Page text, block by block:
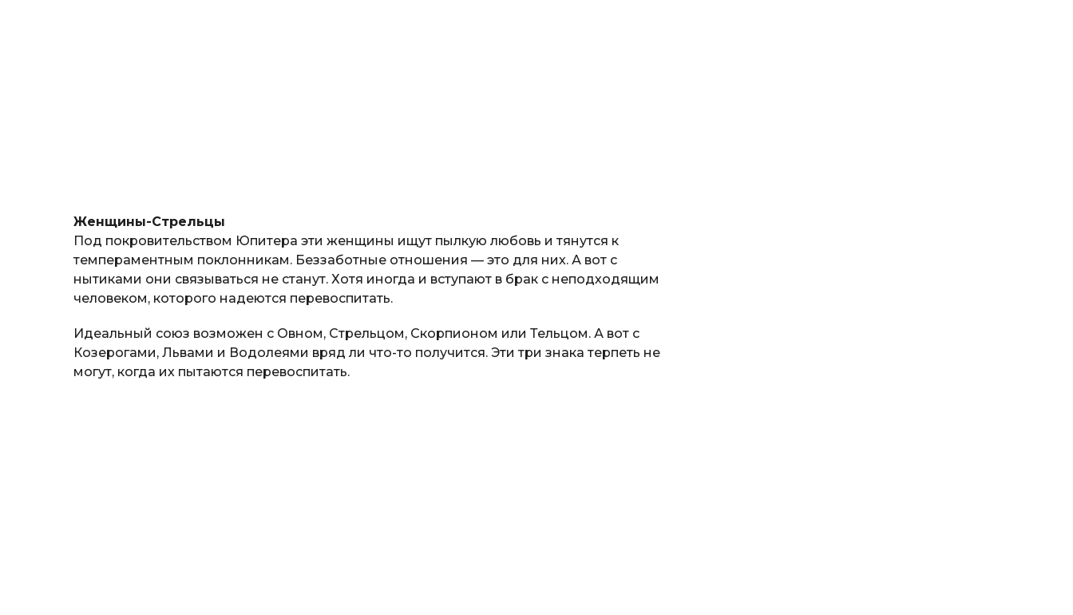
Женщины-Стрельцы
Под покровительством Юпитера эти женщины ищут пылкую любовь и тянутся к
темпераментным поклонникам. Беззаботные отношения — это для них. А вот с
нытиками они связываться не станут. Хотя иногда и вступают в брак с неподходящим
человеком, которого надеются перевоспитать.
Идеальный союз возможен с Овном, Стрельцом, Скорпионом или Тельцом. А вот с
Козерогами, Львами и Водолеями вряд ли что-то получится. Эти три знака терпеть не
могут, когда их пытаются перевоспитать.